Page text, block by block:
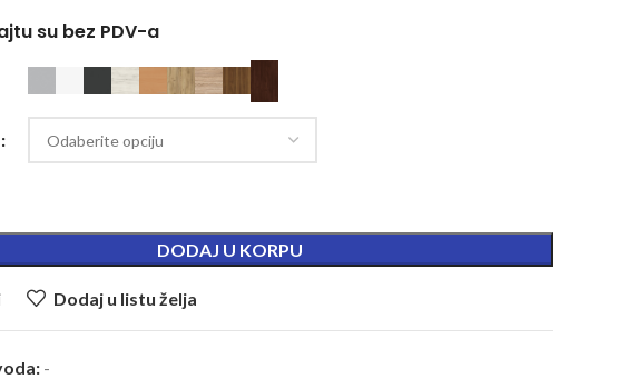
su bez PDV-a
DODAJ U KORPU
Dodaj u listu želja
-